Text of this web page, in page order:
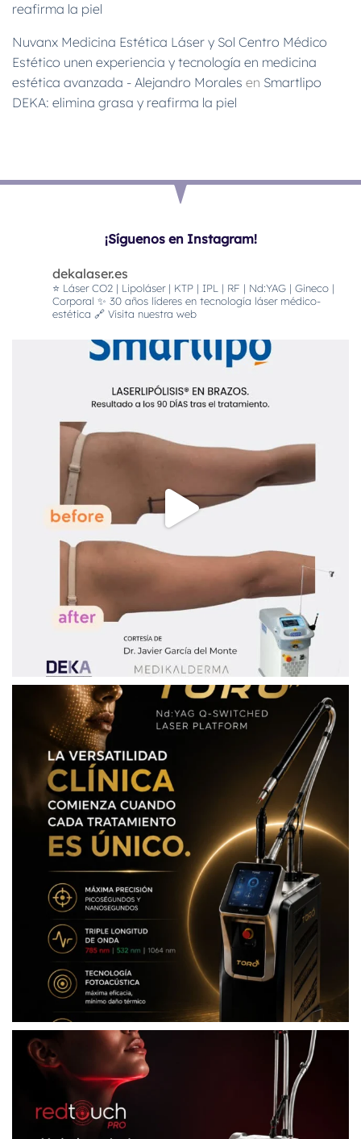
reafirma la piel
Nuvanx Medicina Estética Láser y Sol Centro Médico
Estético unen experiencia y tecnología en medicina
estética avanzada - Alejandro Morales en Smartlipo
DEKA: elimina grasa y reafirma la piel
¡Síguenos en Instagram!
dekalaser.es
⭐️ Láser CO2 | Lipoláser | KTP | IPL | RF | Nd:YAG | Gineco |
Corporal ✨ 30 años líderes en tecnología láser médico-
estética 🔗 Visita nuestra web